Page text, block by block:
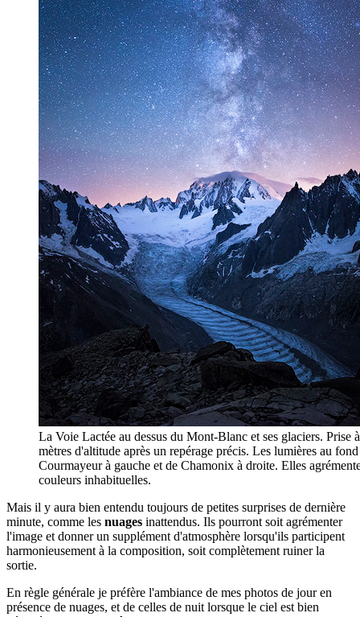
La Voie Lactée au dessus du Mont-Blanc et ses glaciers. Prise
mètres d'altitude après un repérage précis. Les lumières au
Courmayeur à gauche et de Chamonix à droite. Elles
couleurs inhabituelles.
Mais il y aura bien entendu toujours de petites surprises de dernière
minute, comme les nuages inattendus. Ils pourront soit agrémenter
l'image et donner un supplément d'atmosphère lorsqu'ils participent
harmonieusement à la composition, soit complètement ruiner la
sortie.
En règle générale je préfère l'ambiance de mes photos de jour en
présence de nuages, et de celles de nuit lorsque le ciel est bien